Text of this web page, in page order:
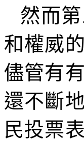
然而
和權威
儘管有
還不斷
民投票